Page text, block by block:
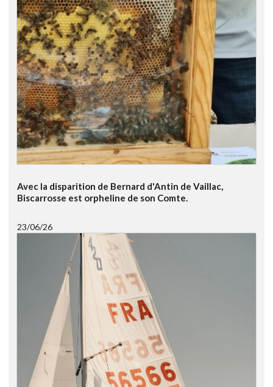
Avec la disparition de Bernard d'Antin de Vaillac,
Biscarrosse est orpheline de son Comte.
23/06/26